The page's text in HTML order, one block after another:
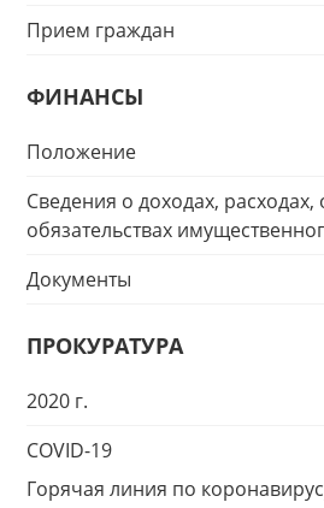
Прием граждан
ФИНАНСЫ
Положение
Сведения о доходах,
обязательствах
Документы
ПРОКУРАТУРА
2020 г.
COVID-19
Горячая линия по